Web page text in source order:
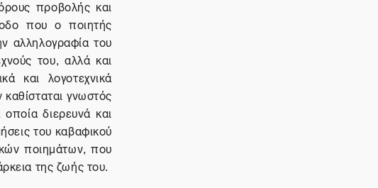
προβολής και
που ο ποιητής
αλληλογραφία του
του, αλλά και
και λογοτεχνικά
γνωστός
διερευνά και
του καβαφικού
ποιημάτων, που
της ζωής του.